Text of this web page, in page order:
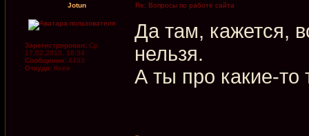
Jotun Re: Вопросы по работе сайта
Зарегистрирован: Ср
17.02.2010, 18:34
Сообщения: 4493
Откуда: Киев
Да там, кажется,
нельзя.
А ты про какие-то